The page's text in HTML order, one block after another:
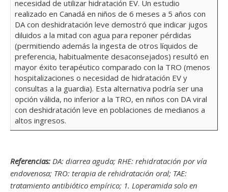
necesidad de utilizar hidratación EV. Un estudio
realizado en Canadá en niños de 6 meses a 5 años con
DA con deshidratación leve demostró que indicar jugos
diluidos a la mitad con agua para reponer pérdidas
(permitiendo además la ingesta de otros líquidos de
preferencia, habitualmente desaconsejados) resultó en
mayor éxito terapéutico comparado con la TRO (menos
hospitalizaciones o necesidad de hidratación EV y
consultas a la guardia). Esta alternativa podría ser una
opción válida, no inferior a la TRO, en niños con DA viral
con deshidratación leve en poblaciones de medianos a
altos ingresos.
Referencias: DA: diarrea aguda; RHE: rehidratación por vía
endovenosa; TRO: terapia de rehidratación oral; TAE:
tratamiento antibiótico empírico; 1. Loperamida solo en